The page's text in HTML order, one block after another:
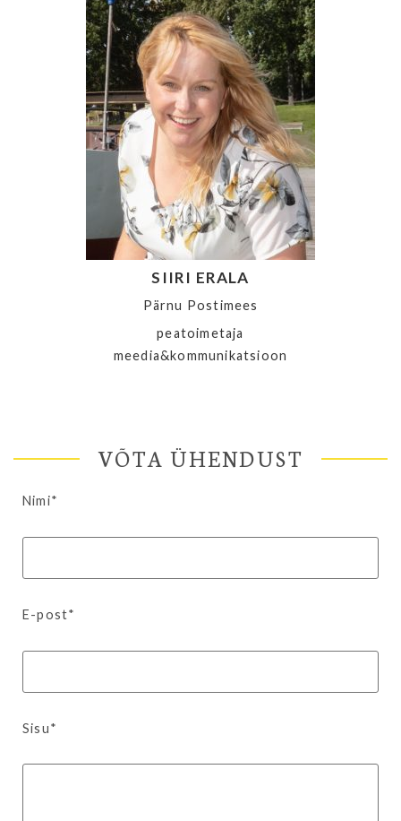
SIIRI ERALA
Pärnu Postimees
peatoimetaja
meedia&kommunikatsioon
VÕTA ÜHENDUST
Nimi*
E-post*
Sisu*